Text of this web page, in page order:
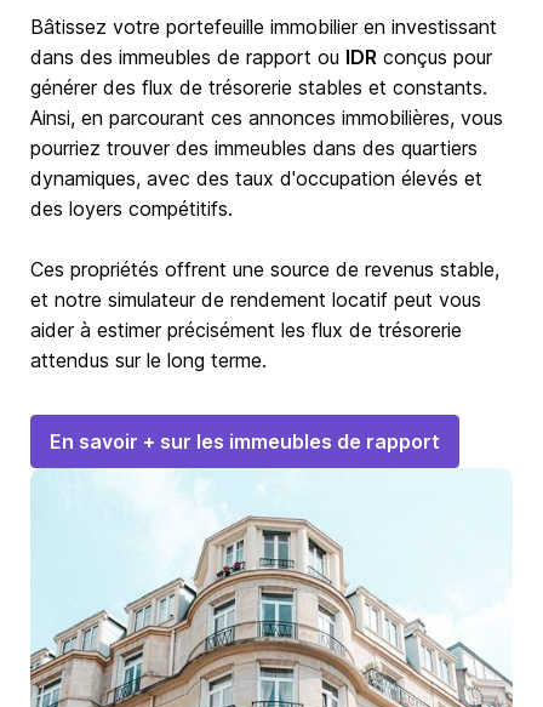
Bâtissez votre portefeuille immobilier en investissant
dans des immeubles de rapport ou IDR conçus pour
générer des flux de trésorerie stables et constants.
Ainsi, en parcourant ces annonces immobilières, vous
pourriez trouver des immeubles dans des quartiers
dynamiques, avec des taux d'occupation élevés et
des loyers compétitifs.
Ces propriétés offrent une source de revenus stable,
et notre simulateur de rendement locatif peut vous
aider à estimer précisément les flux de trésorerie
attendus sur le long terme.
En savoir + sur les immeubles de rapport